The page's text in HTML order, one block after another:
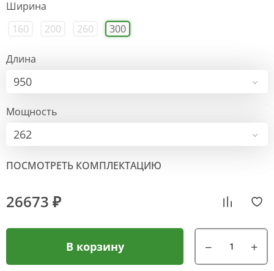
Ширина
160
200 260 300
Длина
950
Мощность
262
ПОСМОТРЕТЬ КОМПЛЕКТАЦИЮ
26673 ₽
В корзину